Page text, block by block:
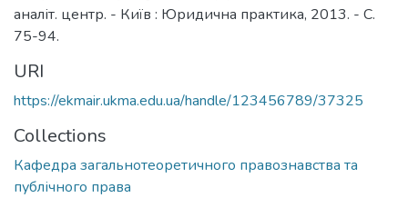
аналіт. центр. - Київ : Юридична практика, 2013. - С.
75-94.
URI
https://ekmair.ukma.edu.ua/handle/123456789/37325
Collections
Кафедра загальнотеоретичного правознавства та
публічного права